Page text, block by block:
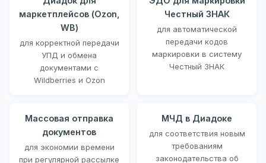
маркетплейсов (Ozon,
WB)
для корректной передачи
УПД и обмена
документами с
Wildberries и Ozon
Честный ЗНАК
для автоматической
передачи кодов
маркировки в систему
Честный ЗНАК
Массовая отправка
документов
для экономии времени
при регулярной рассылке
МЧД в Диадоке
для соответствия новым
требованиям
законодательства об